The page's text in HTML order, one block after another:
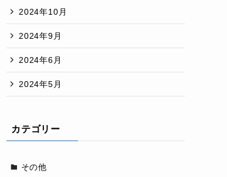
2024年10月
2024年9月
2024年6月
2024年5月
カテゴリー
その他